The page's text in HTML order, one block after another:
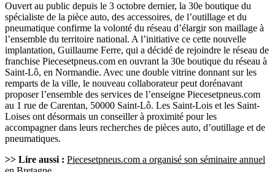
Ouvert au public depuis le 3 octobre dernier, la 30e boutique du
spécialiste de la pièce auto, des accessoires, de l’outillage et du
pneumatique confirme la volonté du réseau d’élargir son maillage à
l’ensemble du territoire national. A l’initiative ce cette nouvelle
implantation, Guillaume Ferre, qui a décidé de rejoindre le réseau de
franchise Piecesetpneus.com en ouvrant la 30e boutique du réseau à
Saint-Lô, en Normandie. Avec une double vitrine donnant sur les
remparts de la ville, le nouveau collaborateur peut dorénavant
proposer l’ensemble des services de l’enseigne Piecesetpneus.com
au 1 rue de Carentan, 50000 Saint-Lô. Les Saint-Lois et les Saint-
Loises ont désormais un conseiller à proximité pour les
accompagner dans leurs recherches de pièces auto, d’outillage et de
pneumatiques.
>> Lire aussi : Piecesetpneus.com a organisé son séminaire annuel